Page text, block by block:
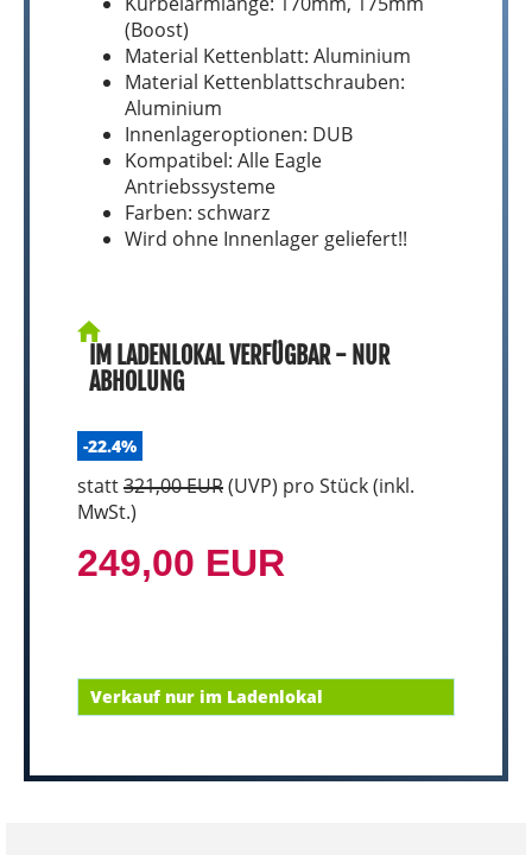
(Boost)
Material Kettenblatt: Aluminium
Material Kettenblattschrauben:
Aluminium
Innenlageroptionen: DUB
Kompatibel: Alle Eagle
Antriebssysteme
Farben: schwarz
Wird ohne Innenlager geliefert!!
IM LADENLOKAL VERFÜGBAR - NUR
ABHOLUNG
-22.4%
statt321,00 EUR(UVP) pro Stück (inkl.
MwSt.)
249,00 EUR
Verkauf nur im Ladenlokal